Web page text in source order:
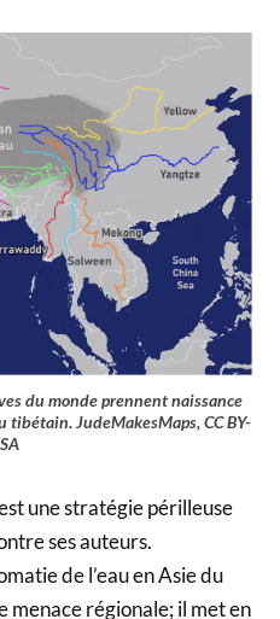
du monde prennent naissance
tibétain. JudeMakesMaps, CC BY-
SA
une stratégie périlleuse
ses auteurs.
de l’eau en Asie du
menace régionale; il met en